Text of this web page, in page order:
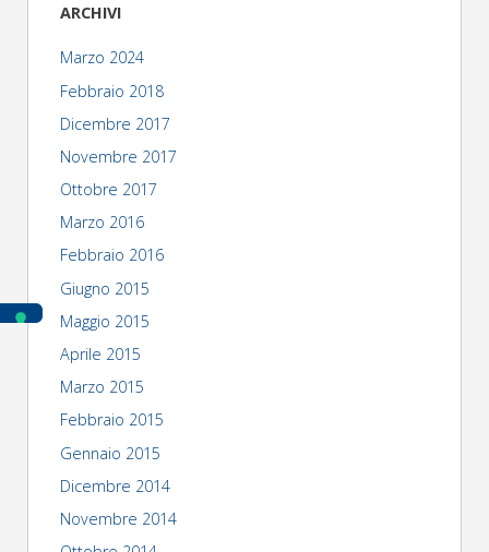
ARCHIVI
Marzo 2024
Febbraio 2018
Dicembre 2017
Novembre 2017
Ottobre 2017
Marzo 2016
Febbraio 2016
Giugno 2015
Maggio 2015
Aprile 2015
Marzo 2015
Febbraio 2015
Gennaio 2015
Dicembre 2014
Novembre 2014